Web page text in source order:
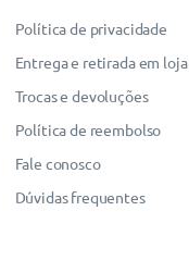
Política de privacidade
Entrega e retirada em loja
Trocas e devoluções
Política de reembolso
Fale conosco
Dúvidas frequentes